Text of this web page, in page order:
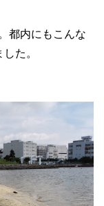
都内にもこんな
た。